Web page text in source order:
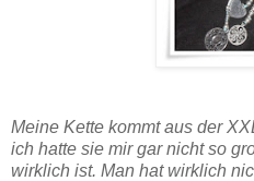
Meine Kette kommt aus der
ich hatte sie mir gar nicht so
wirklich ist. Man hat wirklich